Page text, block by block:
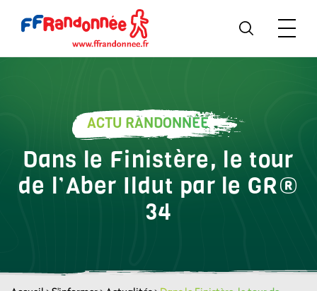
ACTU RANDONNÉE
Dans le Finistère, le tour
de l’Aber Ildut par le GR®
34